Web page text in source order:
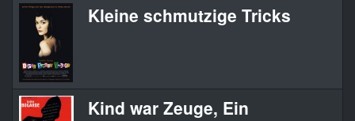
Kleine schmutzige Tricks
Kind war Zeuge, Ein